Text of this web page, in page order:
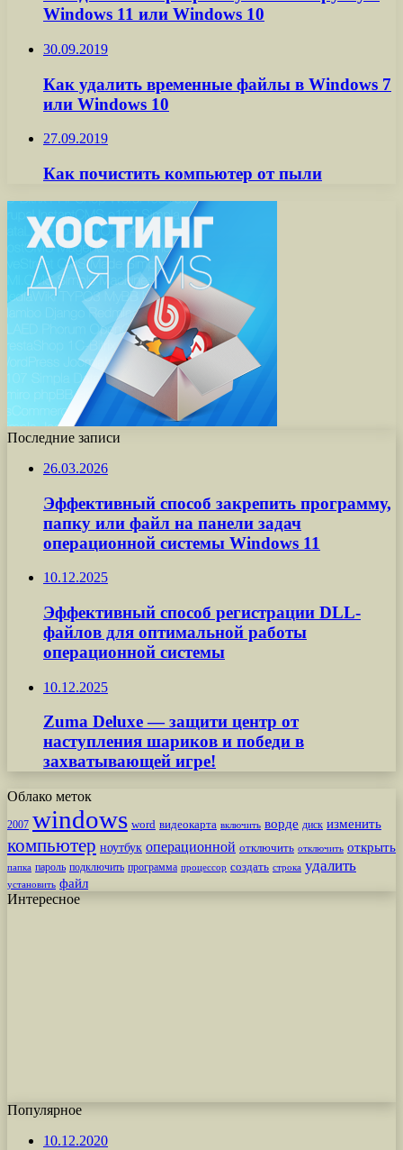
Windows 11 или Windows 10
30.09.2019
Как удалить временные файлы в Windows 7
или Windows 10
27.09.2019
Как почистить компьютер от пыли
Последние записи
26.03.2026
Эффективный способ закрепить программу,
папку или файл на панели задач
операционной системы Windows 11
10.12.2025
Эффективный способ регистрации DLL-
файлов для оптимальной работы
операционной системы
10.12.2025
Zuma Deluxe — защити центр от
наступления шариков и победи в
захватывающей игре!
Облако меток
2007 windows word видеокарта включить ворде диск изменить
компьютер ноутбук операционной отключить отключить открыть
папка пароль подключить программа процессор создать строка удалить
установить файл
Интересное
Популярное
10.12.2020